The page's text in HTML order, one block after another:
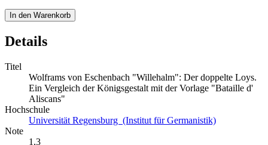
In den Warenkorb
Details
Titel
Wolframs von Eschenbach "Willehalm": Der doppelte Loys.
Ein Vergleich der Königsgestalt mit der Vorlage "Bataille d'
Aliscans"
Hochschule
Universität Regensburg (Institut für Germanistik)
Note
1,3